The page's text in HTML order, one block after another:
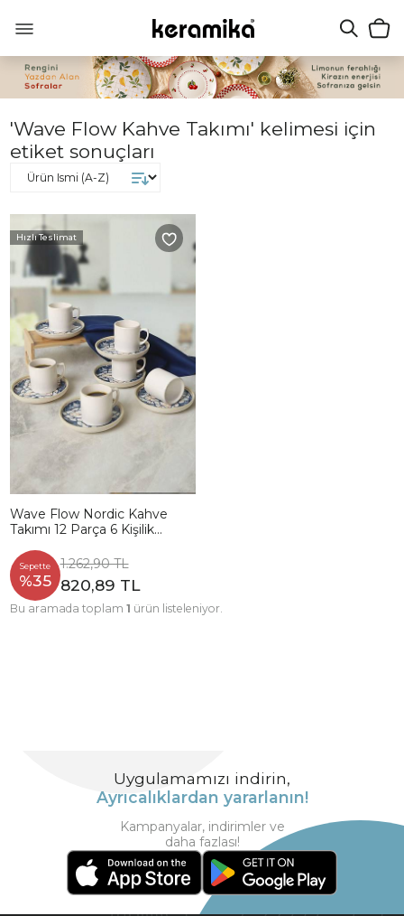
'Wave Flow Kahve Takımı' kelimesi için
etiket sonuçları
Hızlı Teslimat
Wave Flow Nordic Kahve
Takımı 12 Parça 6 Kişilik
Sepette
%35
1.262,90 TL
820,89 TL
Bu aramada toplam 1 ürün listeleniyor.
Uygulamamızı indirin,
Ayrıcalıklardan yararlanın!
Kampanyalar, indirimler ve
daha fazlası!